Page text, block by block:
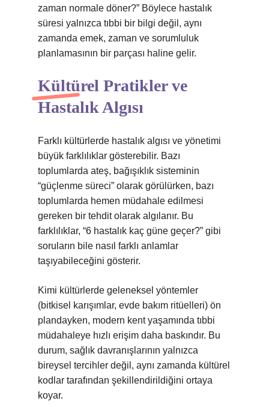
zaman normale döner?” Böylece hastalık
süresi yalnızca tıbbi bir bilgi değil, aynı
zamanda emek, zaman ve sorumluluk
planlamasının bir parçası haline gelir.
Kültürel Pratikler ve
Hastalık Algısı
Farklı kültürlerde hastalık algısı ve yönetimi
büyük farklılıklar gösterebilir. Bazı
toplumlarda ateş, bağışıklık sisteminin
“güçlenme süreci” olarak görülürken, bazı
toplumlarda hemen müdahale edilmesi
gereken bir tehdit olarak algılanır. Bu
farklılıklar, “6 hastalık kaç güne geçer?” gibi
soruların bile nasıl farklı anlamlar
taşıyabileceğini gösterir.
Kimi kültürlerde geleneksel yöntemler
(bitkisel karışımlar, evde bakım ritüelleri) ön
plandayken, modern kent yaşamında tıbbi
müdahaleye hızlı erişim daha baskındır. Bu
durum, sağlık davranışlarının yalnızca
bireysel tercihler değil, aynı zamanda kültürel
kodlar tarafından şekillendirildiğini ortaya
koyar.